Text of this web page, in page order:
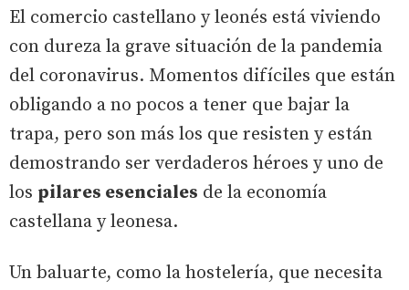
El comercio castellano y leonés está viviendo
con dureza la grave situación de la pandemia
del coronavirus. Momentos difíciles que están
obligando a no pocos a tener que bajar la
trapa, pero son más los que resisten y están
demostrando ser verdaderos héroes y uno de
los pilares esenciales de la economía
castellana y leonesa.
Un baluarte, como la hostelería, que necesita